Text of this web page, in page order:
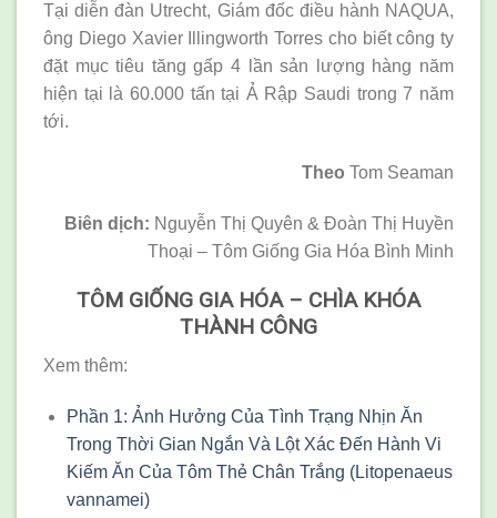
Tại diễn đàn Utrecht, Giám đốc điều hành NAQUA,
ông Diego Xavier Illingworth Torres cho biết công ty
đặt mục tiêu tăng gấp 4 lần sản lượng hàng năm
hiện tại là 60.000 tấn tại Ả Rập Saudi trong 7 năm
tới.
Theo Tom Seaman
Biên dịch: Nguyễn Thị Quyên & Đoàn Thị Huyền
Thoại – Tôm Giống Gia Hóa Bình Minh
TÔM GIỐNG GIA HÓA – CHÌA KHÓA
THÀNH CÔNG
Xem thêm:
Phần 1: Ảnh Hưởng Của Tình Trạng Nhịn Ăn
Trong Thời Gian Ngắn Và Lột Xác Đến Hành Vi
Kiếm Ăn Của Tôm Thẻ Chân Trắng (Litopenaeus
vannamei)